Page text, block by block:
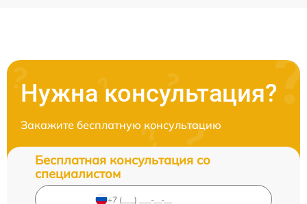
Нужна консультация?
Закажите бесплатную консультацию
Бесплатная консультация со
специалистом